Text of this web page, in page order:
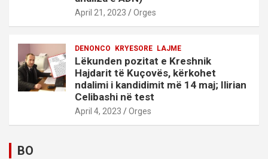
April 21, 2023 Orges
DENONCO KRYESORE LAJME
Lëkunden pozitat e Kreshnik
Hajdarit të Kuçovës, kërkohet
ndalimi i kandidimit më 14 maj; Ilirian
Celibashi në test
April 4, 2023 Orges
BO